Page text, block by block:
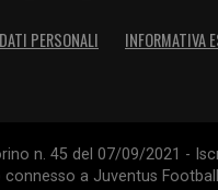
PERSONALI INFORMATIVA
n. 45 del 07/09/2021 -
a Juventus